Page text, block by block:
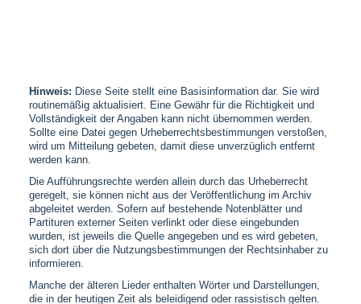
Hinweis: Diese Seite stellt eine Basisinformation dar. Sie wird
routinemäßig aktualisiert. Eine Gewähr für die Richtigkeit und
Vollständigkeit der Angaben kann nicht übernommen werden.
Sollte eine Datei gegen Urheberrechtsbestimmungen verstoßen,
wird um Mitteilung gebeten, damit diese unverzüglich entfernt
werden kann.
Die Aufführungsrechte werden allein durch das Urheberrecht
geregelt, sie können nicht aus der Veröffentlichung im Archiv
abgeleitet werden. Sofern auf bestehende Notenblätter und
Partituren externer Seiten verlinkt oder diese eingebunden
wurden, ist jeweils die Quelle angegeben und es wird gebeten,
sich dort über die Nutzungsbestimmungen der Rechtsinhaber zu
informieren.
Manche der älteren Lieder enthalten Wörter und Darstellungen,
die in der heutigen Zeit als beleidigend oder rassistisch gelten.